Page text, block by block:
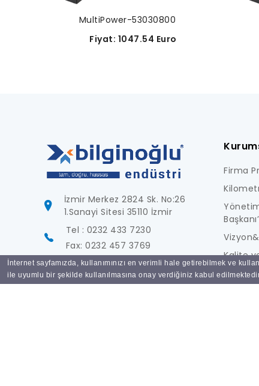
İnternet sayfamızda, kullanımınızı en verimli hale getirebilmek ve
ile uyumlu bir şekilde kullanılmasına onay verdiğiniz kabul
MultiPower-53030800
Fiyat: 1047.54 Euro
İzmir Merkez 2824 Sk. No:26
1.Sanayi Sitesi 35110 İzmir
Tel : 0232 433 7230
Fax: 0232 457 3769
info@bilginoglu.com
Firma
Kalite
Foto